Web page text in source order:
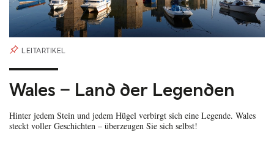
LEITARTIKEL
Wales – Land der Legenden
Hinter jedem Stein und jedem Hügel verbirgt sich eine Legende. Wales
steckt voller Geschichten – überzeugen Sie sich selbst!